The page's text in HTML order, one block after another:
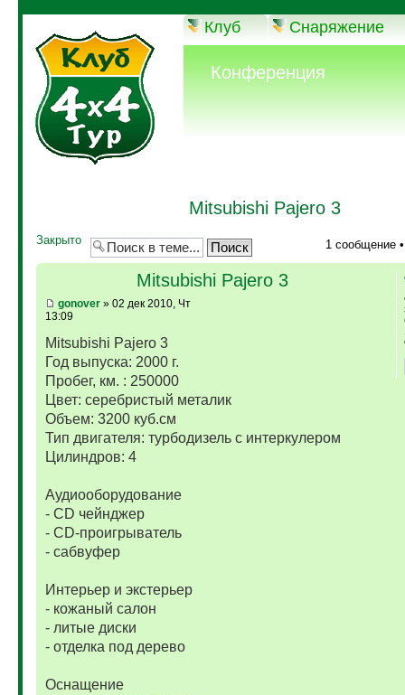
Клуб Снаряжение
Конференция
Mitsubishi Pajero 3
Закрыто 1 сообщение
Mitsubishi Pajero 3
gonover» 02 дек 2010, Чт
13:09
Mitsubishi Pajero 3
Год выпуска: 2000 г.
Пробег, км. : 250000
Цвет: серебристый металик
Объем: 3200 куб.см
Тип двигателя: турбодизель с интеркулером
Цилиндров: 4
Аудиооборудование
- CD чейнджер
- CD-проигрыватель
- сабвуфер
Интерьер и экстерьер
- кожаный салон
- литые диски
- отделка под дерево
Оснащение